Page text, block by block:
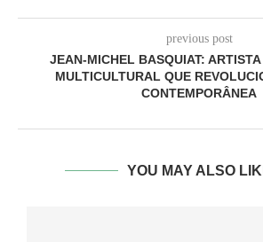
previous post
JEAN-MICHEL BASQUIAT:
MULTICULTURAL QUE
CONTEMPORÂNEA
YOU MAY ALSO